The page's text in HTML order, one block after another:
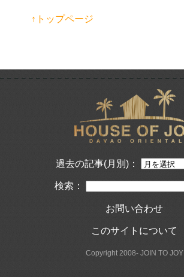
↑トップページ
過去の記事(月別)：
検索：
お問い合わせ
このサイトについて
Copyright 2008- JOIN TO JOY